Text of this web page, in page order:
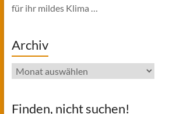
für ihr mildes Klima …
Archiv
Archiv
Finden, nicht suchen!